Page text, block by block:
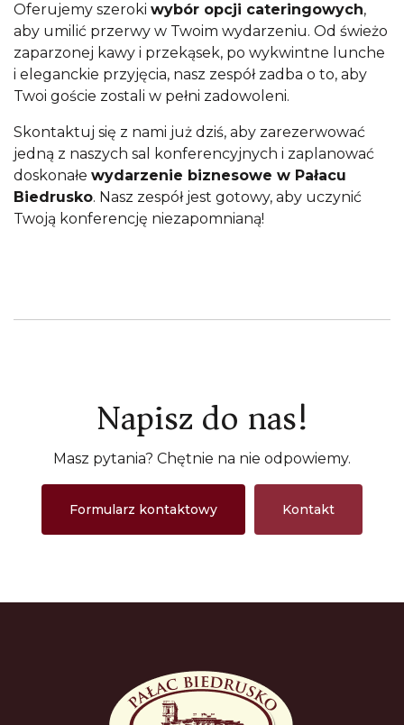
Oferujemy szeroki wybór opcji cateringowych,
aby umilić przerwy w Twoim wydarzeniu. Od świeżo
zaparzonej kawy i przekąsek, po wykwintne lunche
i eleganckie przyjęcia, nasz zespół zadba o to, aby
Twoi goście zostali w pełni zadowoleni.
Skontaktuj się z nami już dziś, aby zarezerwować
jedną z naszych sal konferencyjnych i zaplanować
doskonałe wydarzenie biznesowe w Pałacu
Biedrusko. Nasz zespół jest gotowy, aby uczynić
Twoją konferencję niezapomnianą!
Napisz do nas!
Masz pytania? Chętnie na nie odpowiemy.
Formularz kontaktowy Kontakt